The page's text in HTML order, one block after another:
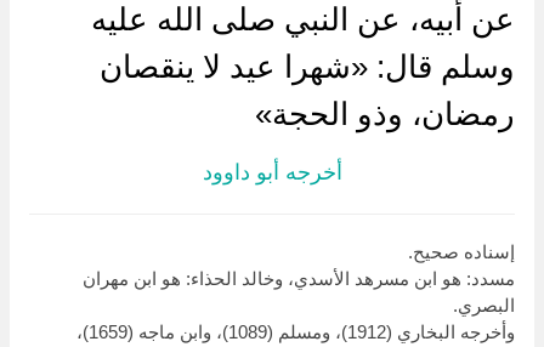
عن أبيه، عن النبي صلى الله عليه
وسلم قال: «شهرا عيد لا ينقصان
رمضان، وذو الحجة»
أخرجه أبو داوود
إسناده صحيح.
مسدد: هو ابن مسرهد الأسدي، وخالد الحذاء: هو ابن مهران
البصري.
وأخرجه البخاري (1912)، ومسلم (1089)، وابن ماجه (1659)،